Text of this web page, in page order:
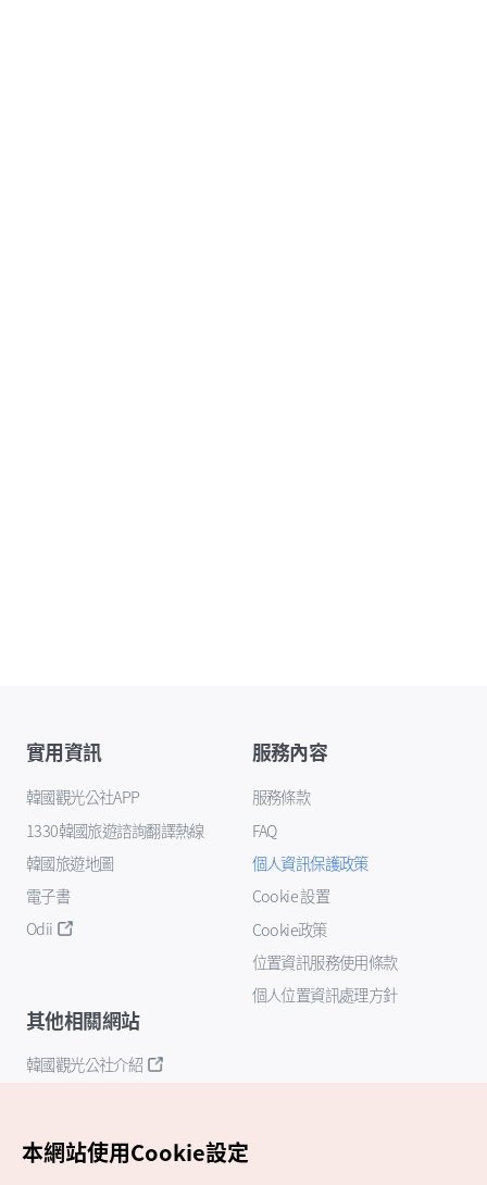
實用資訊
韓國觀光公社APP
1330韓國旅遊諮詢翻譯熱線
韓國旅遊地圖
電子書
Odii
服務內容
服務條款
FAQ
個人資訊保護政策
Cookie 設置
Cookie政策
位置資訊服務使用條款
個人位置資訊處理方針
其他相關網站
韓國觀光公社介紹
本網站使用Cookie設定